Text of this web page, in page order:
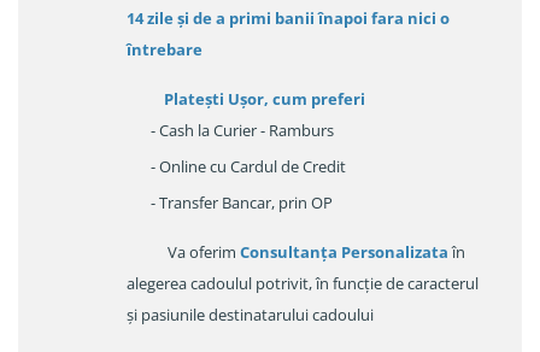
14 zileși de a primi banii înapoi fara nici o
întrebare
Platești Ușor, cum preferi
- Cash la Curier - Ramburs
- Online cu Cardul de Credit
- Transfer Bancar, prin OP
Va oferim Consultanța Personalizataîn
alegerea cadoulul potrivit, în funcție de caracterul
și pasiunile destinatarului cadoului